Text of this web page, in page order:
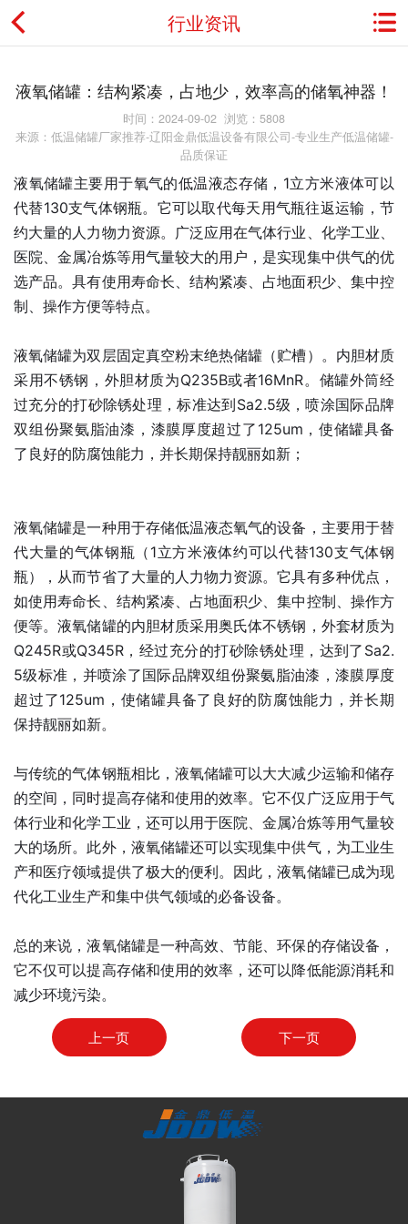
行业资讯
关于金鼎
资讯动态
产品展示
典型应用
用户服务
联系我们
液氧储罐：结构紧凑，占地少，效率高的储氧神器！
时间：2024-09-02 浏览：5808
来源：低温储罐厂家推荐-辽阳金鼎低温设备有限公司-专业生产低温储罐-
品质保证
液氧储罐主要用于氧气的低温液态存储，1立方米液体可以
代替130支气体钢瓶。它可以取代每天用气瓶往返运输，节
约大量的人力物力资源。广泛应用在气体行业、化学工业、
医院、金属冶炼等用气量较大的用户，是实现集中供气的优
选产品。具有使用寿命长、结构紧凑、占地面积少、集中控
制、操作方便等特点。
液氧储罐为双层固定真空粉末绝热储罐（贮槽）。内胆材质
采用不锈钢，外胆材质为Q235B或者16MnR。储罐外筒经
过充分的打砂除锈处理，标准达到Sa2.5级，喷涂国际品牌
双组份聚氨脂油漆，漆膜厚度超过了125um，使储罐具备
了良好的防腐蚀能力，并长期保持靓丽如新；
液氧储罐是一种用于存储低温液态氧气的设备，主要用于替
代大量的气体钢瓶（1立方米液体约可以代替130支气体钢
瓶），从而节省了大量的人力物力资源。它具有多种优点，
如使用寿命长、结构紧凑、占地面积少、集中控制、操作方
便等。液氧储罐的内胆材质采用奥氏体不锈钢，外套材质为
Q245R或Q345R，经过充分的打砂除锈处理，达到了Sa2.
5级标准，并喷涂了国际品牌双组份聚氨脂油漆，漆膜厚度
超过了125um，使储罐具备了良好的防腐蚀能力，并长期
保持靓丽如新。
与传统的气体钢瓶相比，液氧储罐可以大大减少运输和储存
的空间，同时提高存储和使用的效率。它不仅广泛应用于气
体行业和化学工业，还可以用于医院、金属冶炼等用气量较
大的场所。此外，液氧储罐还可以实现集中供气，为工业生
产和医疗领域提供了极大的便利。因此，液氧储罐已成为现
代化工业生产和集中供气领域的必备设备。
总的来说，液氧储罐是一种高效、节能、环保的存储设备，
它不仅可以提高存储和使用的效率，还可以降低能源消耗和
减少环境污染。
上一页 下一页